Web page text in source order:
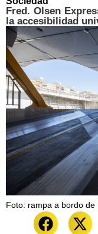
Fred. Olsen
la accesibilidad
Foto: rampa a bordo de